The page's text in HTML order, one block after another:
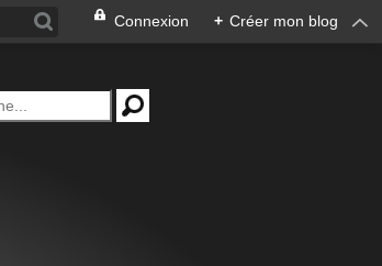
Connexion + Créer mon blog